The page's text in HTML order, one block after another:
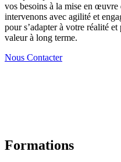
vos besoins à la mise en œuvre
intervenons avec agilité et
pour s’adapter à votre réalité
valeur à long terme.
Nous Contacter
Formations